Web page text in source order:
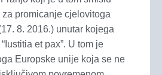
promicanje cjelovitoga
8. 2016.) unutar kojega
et pax”. U tom je
Europske unije koja se ne